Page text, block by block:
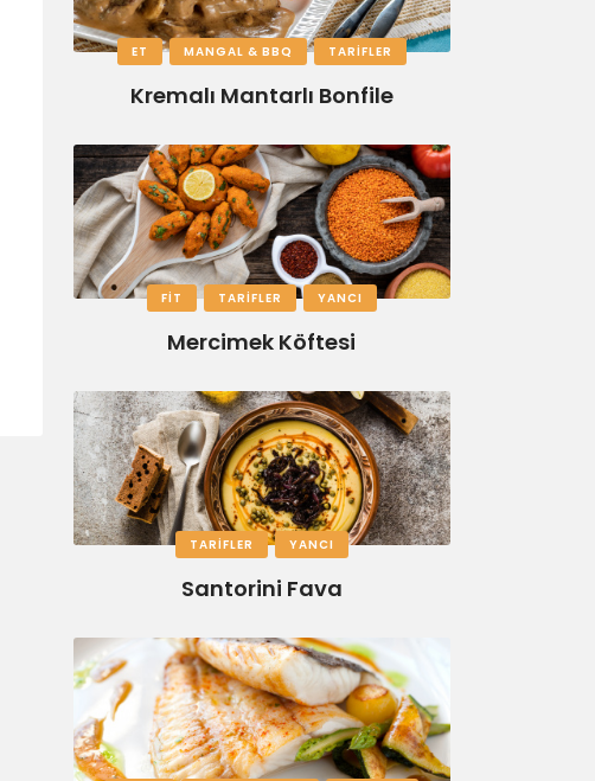
ET MANGAL & BBQ TARIFLER
Kremalı Mantarlı Bonfile
FIT TARIFLER YANCI
Mercimek Köftesi
TARIFLER YANCI
Santorini Fava